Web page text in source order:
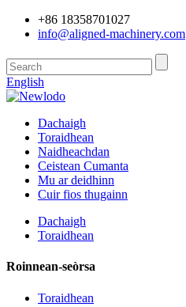
+86 18358701027
info@aligned-machinery.com
English
Dachaigh
Toraidhean
Naidheachdan
Ceistean Cumanta
Mu ar deidhinn
Cuir fios thugainn
Dachaigh
Toraidhean
Roinnean-seòrsa
Toraidhean